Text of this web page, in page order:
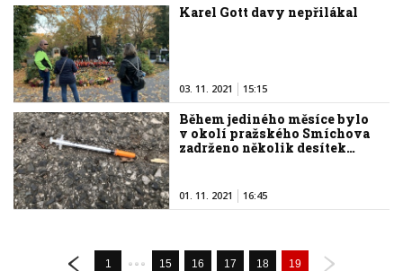
Karel Gott davy nepřilákal
03. 11. 2021 15:15
Během jediného měsíce bylo
v okolí pražského Smíchova
zadrženo několik desítek…
01. 11. 2021 16:45
1 15 16 17 18 19